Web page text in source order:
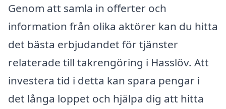
Genom att samla in offerter och
information från olika aktörer kan du hitta
det bästa erbjudandet för tjänster
relaterade till takrengöring i Hasslöv. Att
investera tid i detta kan spara pengar i
det långa loppet och hjälpa dig att hitta